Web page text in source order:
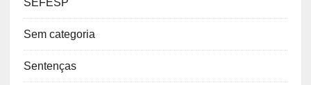
SEFESP
Sem categoria
Sentenças